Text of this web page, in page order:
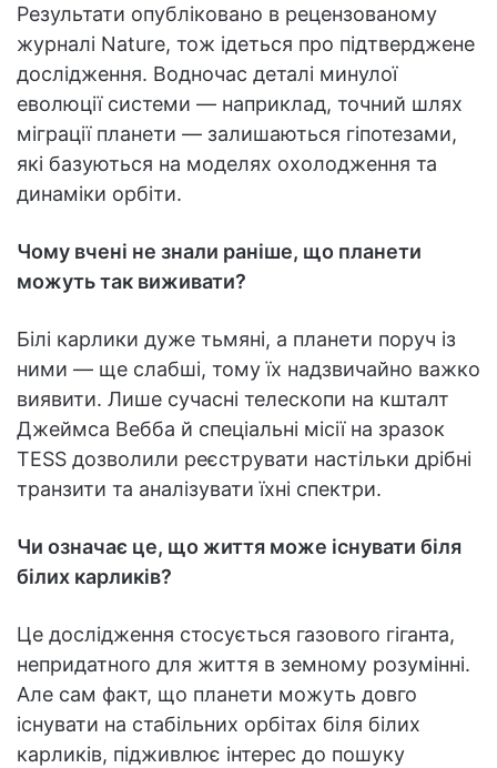
Результати опубліковано в рецензованому
журналі Nature, тож ідеться про підтверджене
дослідження. Водночас деталі минулої
еволюції системи — наприклад, точний шлях
міграції планети — залишаються гіпотезами,
які базуються на моделях охолодження та
динаміки орбіти.
Чому вчені не знали раніше, що планети
можуть так виживати?
Білі карлики дуже тьмяні, а планети поруч із
ними — ще слабші, тому їх надзвичайно важко
виявити. Лише сучасні телескопи на кшталт
Джеймса Вебба й спеціальні місії на зразок
TESS дозволили реєструвати настільки дрібні
транзити та аналізувати їхні спектри.
Чи означає це, що життя може існувати біля
білих карликів?
Це дослідження стосується газового гіганта,
непридатного для життя в земному розумінні.
Але сам факт, що планети можуть довго
існувати на стабільних орбітах біля білих
карликів, підживлює інтерес до пошуку